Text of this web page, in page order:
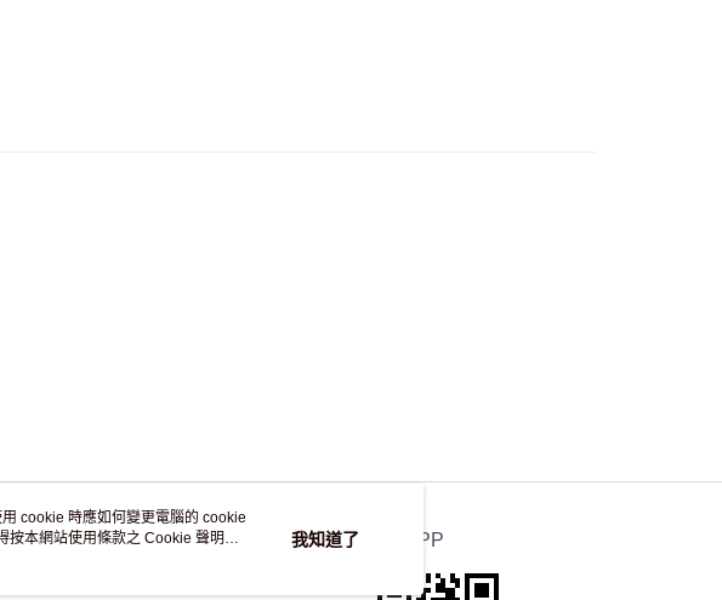
客戶服務 官方APP
cookie 時應如何變更電腦的 cookie
按本網站使用條款之 Cookie 聲明使
我知道了